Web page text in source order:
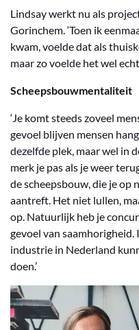
Lindsay werkt nu als
Gorinchem. ‘Toen ik
kwam, voelde dat als
maar zo voelde het wel
Scheepsbouwmentaliteit
‘Je komt steeds zoveel
gevoel blijven mensen
dezelfde plek, maar wel in
merk je pas als je weer
de scheepsbouw, die je op
aantreft. Het niet lullen,
op. Natuurlijk heb je
gevoel van
industrie in Nederland
doen.’